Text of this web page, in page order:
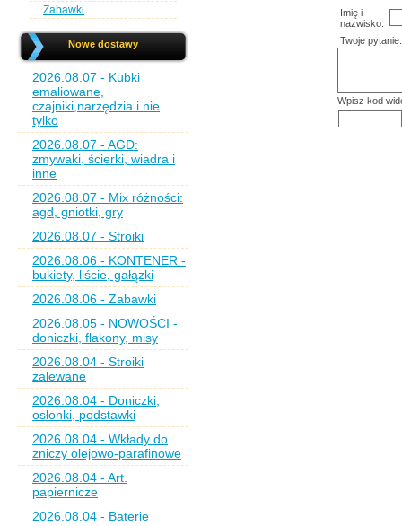
Zabawki
Nowe dostawy
2026.08.07 - Kubki
emaliowane,
czajniki,narzędzia i nie
tylko
2026.08.07 - AGD:
zmywaki, ścierki, wiadra i
inne
2026.08.07 - Mix różności:
agd, gniotki, gry
2026.08.07 - Stroiki
2026.08.06 - KONTENER -
bukiety, liście, gałązki
2026.08.06 - Zabawki
2026.08.05 - NOWOŚCI -
doniczki, flakony, misy
2026.08.04 - Stroiki
zalewane
2026.08.04 - Doniczki,
osłonki, podstawki
2026.08.04 - Wkłady do
zniczy olejowo-parafinowe
2026.08.04 - Art.
papiernicze
2026.08.04 - Baterie
Imię i
nazwisko:
Twoje pytanie:
Wpisz kod